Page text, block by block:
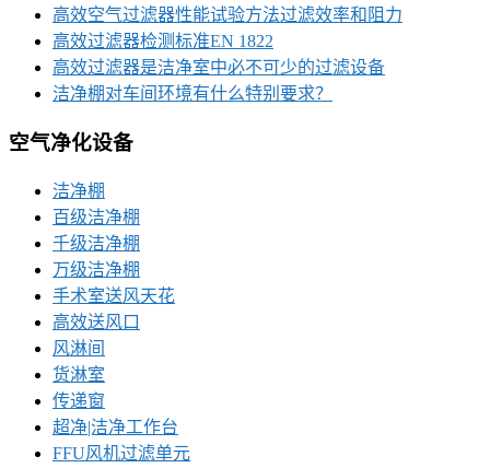
高效空气过滤器性能试验方法过滤效率和阻力
高效过滤器检测标准EN 1822
高效过滤器是洁净室中必不可少的过滤设备
洁净棚对车间环境有什么特别要求？
空气净化设备
洁净棚
百级洁净棚
千级洁净棚
万级洁净棚
手术室送风天花
高效送风口
风淋间
货淋室
传递窗
超净|洁净工作台
FFU风机过滤单元